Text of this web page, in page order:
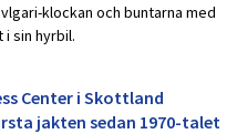
klockan och buntarna med
i sin hyrbil.
Center i Skottland
jakten sedan 1970-talet